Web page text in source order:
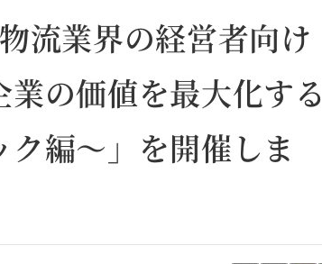
流業界の経営者向け
業の価値を最大化する
編～」を開催しま